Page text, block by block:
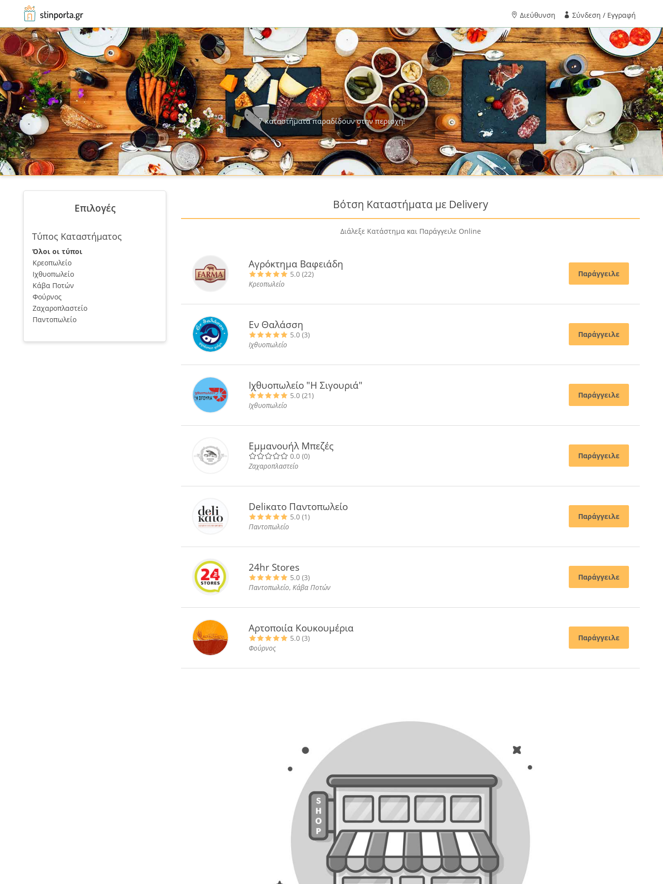
Διεύθυνση Σύνδεση / Εγγραφή
Αρχική Βότση
7 καταστήματα παραδίδουν στην περιοχή!
Επιλογές
Τύπος Καταστήματος
Όλοι οι τύποι
Κρεοπωλείο
Ιχθυοπωλείο
Κάβα Ποτών
Φούρνος
Ζαχαροπλαστείο
Παντοπωλείο
Βότση Καταστήματα με Delivery
Διάλεξε Κατάστημα και Παράγγειλε Online
Αγρόκτημα Βαφειάδη
5.0 (22)
Κρεοπωλείο
Παράγγειλε
Εν Θαλάσση
5.0 (3)
Ιχθυοπωλείο
Παράγγειλε
Ιχθυοπωλείο "Η Σιγουριά"
5.0 (21)
Ιχθυοπωλείο
Παράγγειλε
Εμμανουήλ Μπεζές
0.0 (0)
Ζαχαροπλαστείο
Παράγγειλε
Deliκατο Παντοπωλείο
5.0 (1)
Παντοπωλείο
Παράγγειλε
24hr Stores
5.0 (3)
Παντοπωλείο,Κάβα Ποτών
Παράγγειλε
Αρτοποιία Κουκουμέρια
5.0 (3)
Φούρνος
Παράγγειλε